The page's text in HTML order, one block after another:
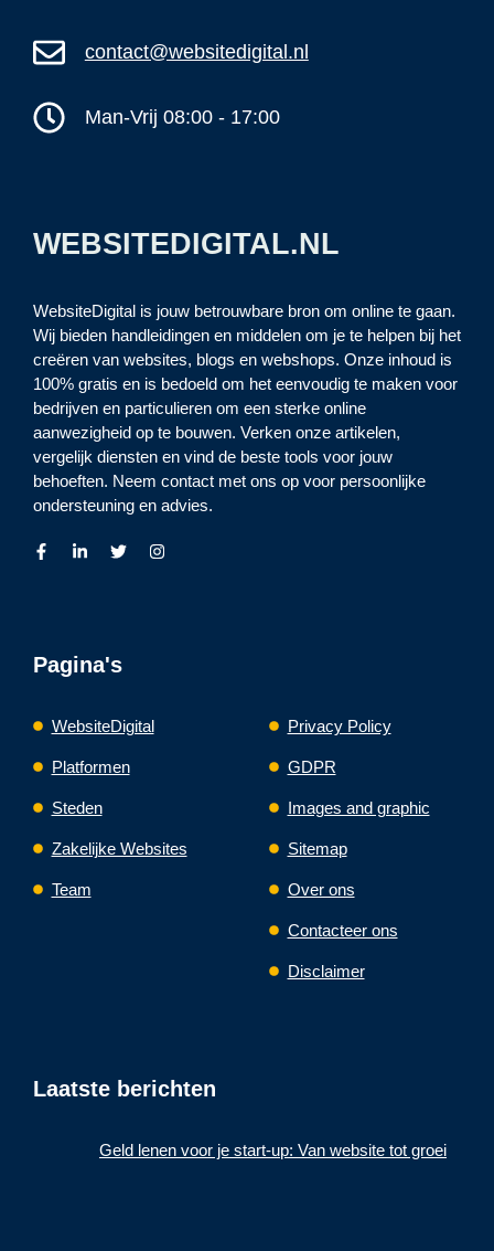
contact@websitedigital.nl
Man-Vrij 08:00 - 17:00
WEBSITEDIGITAL.NL
WebsiteDigital is jouw betrouwbare bron om online te gaan.
Wij bieden handleidingen en middelen om je te helpen bij het
creëren van websites, blogs en webshops. Onze inhoud is
100% gratis en is bedoeld om het eenvoudig te maken voor
bedrijven en particulieren om een sterke online
aanwezigheid op te bouwen. Verken onze artikelen,
vergelijk diensten en vind de beste tools voor jouw
behoeften. Neem contact met ons op voor persoonlijke
ondersteuning en advies.
Pagina's
WebsiteDigital
Platformen
Steden
Zakelijke Websites
Team
Privacy Policy
GDPR
Images and graphic
Sitemap
Over ons
Contacteer ons
Disclaimer
Laatste berichten
Geld lenen voor je start-up: Van website tot groei